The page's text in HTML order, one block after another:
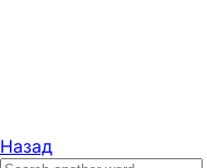
Назад